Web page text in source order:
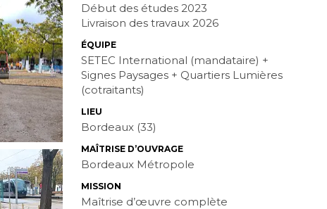
Début des études 2023
Livraison des travaux 2026
ÉQUIPE
SETEC International (mandataire) +
Signes Paysages + Quartiers Lumières
(cotraitants)
LIEU
Bordeaux (33)
MAÎTRISE D’OUVRAGE
Bordeaux Métropole
MISSION
Maîtrise d’œuvre complète